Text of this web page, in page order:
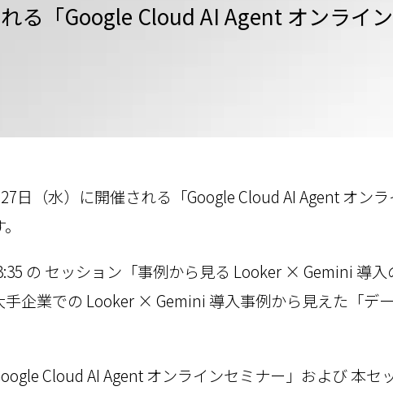
る「Google Cloud AI Agent オンライ
日（水）に開催される「Google Cloud AI Agent オン
の セッション「事例から見る Looker × Gemini 導
手企業での Looker × Gemini 導入事例から見えた「デ
Cloud AI Agent オンラインセミナー」および 本セ